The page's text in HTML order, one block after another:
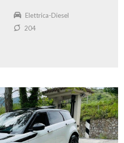
Elettrica-Diesel
204